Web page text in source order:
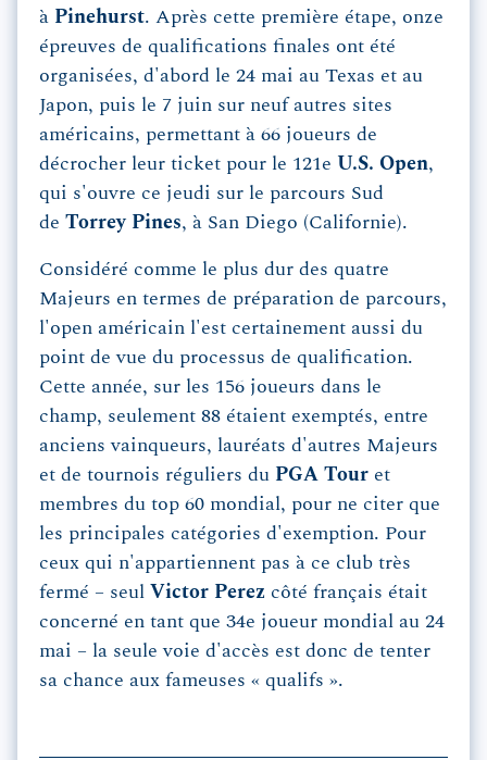
à Pinehurst. Après cette première étape, onze
épreuves de qualifications finales ont été
organisées, d'abord le 24 mai au Texas et au
Japon, puis le 7 juin sur neuf autres sites
américains, permettant à 66 joueurs de
décrocher leur ticket pour le 121e U.S. Open,
qui s'ouvre ce jeudi sur le parcours Sud
de Torrey Pines, à San Diego (Californie).
Considéré comme le plus dur des quatre
Majeurs en termes de préparation de parcours,
l'open américain l'est certainement aussi du
point de vue du processus de qualification.
Cette année, sur les 156 joueurs dans le
champ, seulement 88 étaient exemptés, entre
anciens vainqueurs, lauréats d'autres Majeurs
et de tournois réguliers du PGA Tour et
membres du top 60 mondial, pour ne citer que
les principales catégories d'exemption. Pour
ceux qui n'appartiennent pas à ce club très
fermé – seul Victor Perez côté français était
concerné en tant que 34e joueur mondial au 24
mai – la seule voie d'accès est donc de tenter
sa chance aux fameuses « qualifs ».